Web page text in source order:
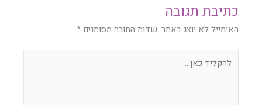
כתיבת תגובה
האימייל לא יוצג באתר. שדות החובה מסומנים *
כאן...